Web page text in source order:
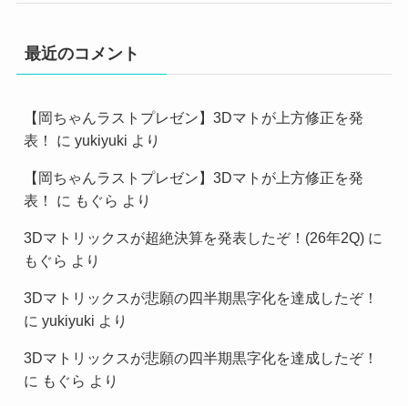
最近のコメント
【岡ちゃんラストプレゼン】3Dマトが上方修正を発
表！
に yukiyuki より
【岡ちゃんラストプレゼン】3Dマトが上方修正を発
表！
に もぐら より
3Dマトリックスが超絶決算を発表したぞ！(26年2Q)に
もぐら より
3Dマトリックスが悲願の四半期黒字化を達成したぞ！
に yukiyuki より
3Dマトリックスが悲願の四半期黒字化を達成したぞ！
に もぐら より